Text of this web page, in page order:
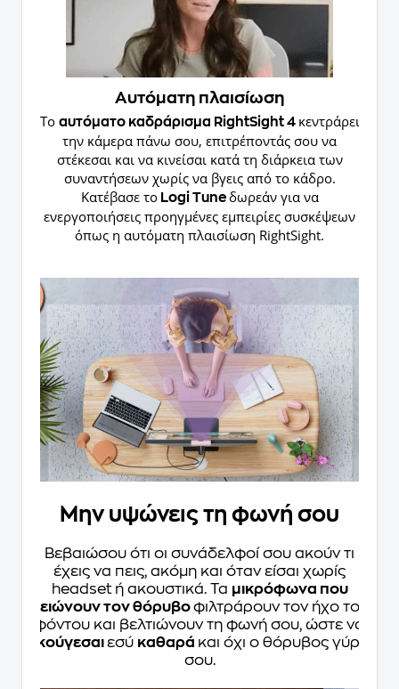
Αυτόματη πλαισίωση
Το αυτόματο καδράρισμα RightSight 4 κεντράρει
την κάμερα πάνω σου, επιτρέποντάς σου να
στέκεσαι και να κινείσαι κατά τη διάρκεια των
συναντήσεων χωρίς να βγεις από το κάδρο.
Κατέβασε τοLogi Tune δωρεάν για να
ενεργοποιήσεις προηγμένες εμπειρίες συσκέψεων
όπως η αυτόματη πλαισίωση RightSight.
Μην υψώνεις τη φωνή σου
Βεβαιώσου ότι οι συνάδελφοί σου ακούν τι
έχεις να πεις, ακόμη και όταν είσαι χωρίς
headset ή ακουστικά. Τα μικρόφωνα που
μειώνουν τον θόρυβοφιλτράρουν τον ήχο του
φόντου και βελτιώνουν τη φωνή σου, ώστε να
ακούγεσαιεσύ καθαρά και όχι ο θόρυβος γύρω
σου.